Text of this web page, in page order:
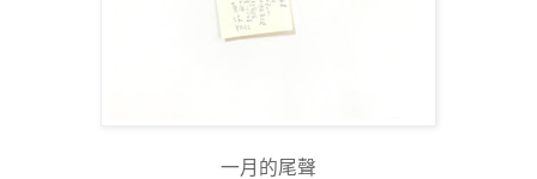
一月的尾聲